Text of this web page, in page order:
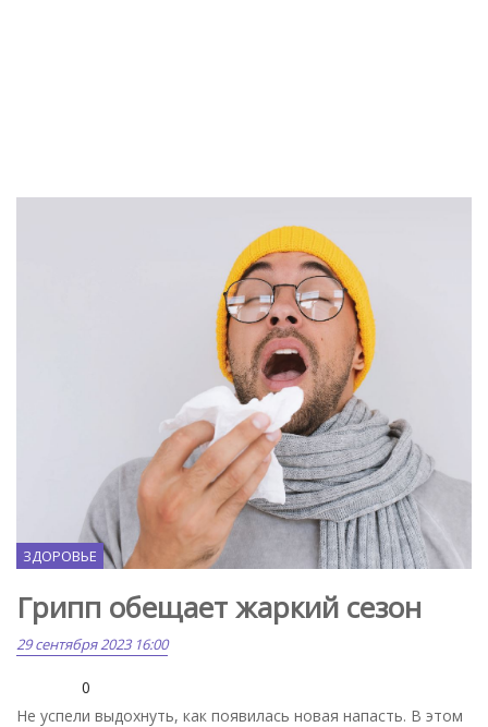
ЗДОРОВЬЕ
Грипп обещает жаркий сезон
29 сентября 2023 16:00
0
Не успели выдохнуть, как появилась новая напасть. В этом